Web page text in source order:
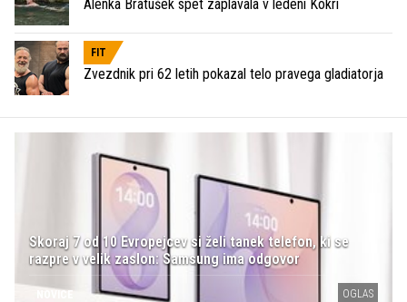
Alenka Bratušek spet zaplavala v ledeni Kokri
FIT
Zvezdnik pri 62 letih pokazal telo pravega gladiatorja
Skoraj 7 od 10 Evropejcev si želi tanek telefon, ki se
razpre v velik zaslon: Samsung ima odgovor
OGLAS